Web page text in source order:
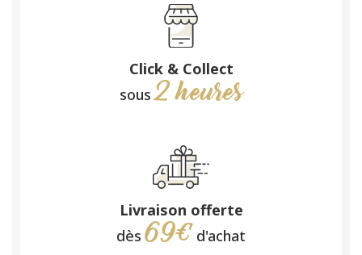
Click & Collect
sous2 heures
Livraison offerte
dès69€ d'achat